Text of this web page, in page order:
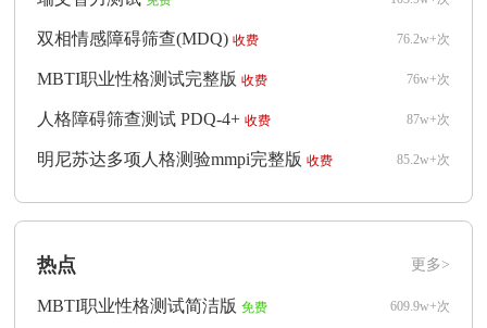
76.2w+次
双相情感障碍筛查(MDQ) 收费
76w+次
MBTI职业性格测试完整版 收费
87w+次
人格障碍筛查测试 PDQ-4+ 收费
85.2w+次
明尼苏达多项人格测验mmpi完整版 收费
更多>
热点
609.9w+次
MBTI职业性格测试简洁版 免费